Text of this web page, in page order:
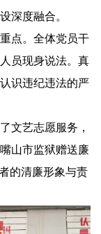
深度融合。
点。全体党员干
员现身说法。真
识违纪违法的严
艺志愿服务，
山市监狱赠送廉
的清廉形象与责